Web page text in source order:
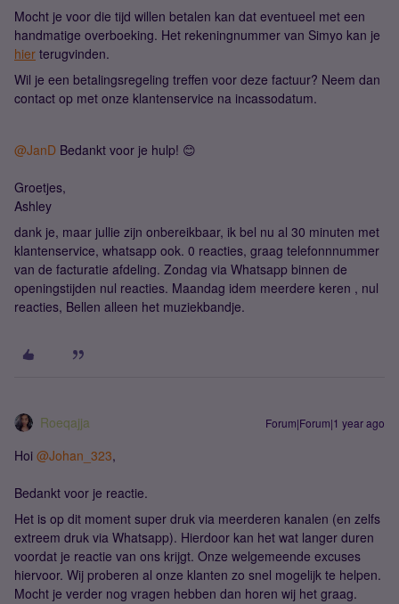
Mocht je voor die tijd willen betalen kan dat eventueel met een
handmatige overboeking. Het rekeningnummer van Simyo kan je
hier terugvinden.
Wil je een betalingsregeling treffen voor deze factuur? Neem dan
contact op met onze klantenservice na incassodatum.
@JanD Bedankt voor je hulp! 😊
Groetjes,
Ashley
dank je, maar jullie zijn onbereikbaar, ik bel nu al 30 minuten met
klantenservice, whatsapp ook. 0 reacties, graag telefonnnummer
van de facturatie afdeling. Zondag via Whatsapp binnen de
openingstijden nul reacties. Maandag idem meerdere keren , nul
reacties, Bellen alleen het muziekbandje.
Roeqajja Forum|Forum|1 year ago
Hoi @Johan_323,
Bedankt voor je reactie.
Het is op dit moment super druk via meerderen kanalen (en zelfs
extreem druk via Whatsapp). Hierdoor kan het wat langer duren
voordat je reactie van ons krijgt. Onze welgemeende excuses
hiervoor. Wij proberen al onze klanten zo snel mogelijk te helpen.
Mocht je verder nog vragen hebben dan horen wij het graag.